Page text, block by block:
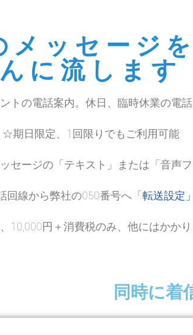
メッセージ
んに流します
トの電話案内。休日、臨時休業の電
☆期日限定、1回限りでもご利用可能
セージの「テキスト」または「音声フ
線から弊社の050番号へ「 転送設定」
10,000円＋消費税のみ、他にはかか
同時に着